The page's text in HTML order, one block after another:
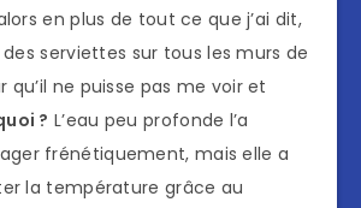
en plus de tout ce que j’ai dit,
des serviettes sur tous les murs de
qu’il ne puisse pas me voir et
? L’eau peu profonde l’a
frénétiquement, mais elle a
la température grâce au